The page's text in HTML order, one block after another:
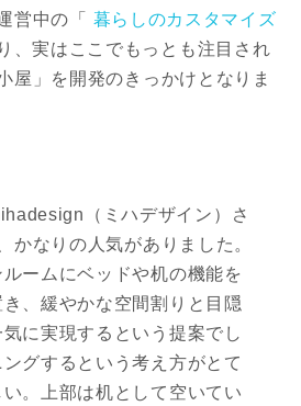
営中の「
暮らしのカスタマイズ
、実はここでもっとも注目され
屋」を開発のきっかけとなりま
（ミハデザイン）さ
かなりの人気がありました。
ームにベッドや机の機能を
、緩やかな空間割りと目隠
に実現するという提案でし
グするという考え方がとて
。上部は机として空いてい